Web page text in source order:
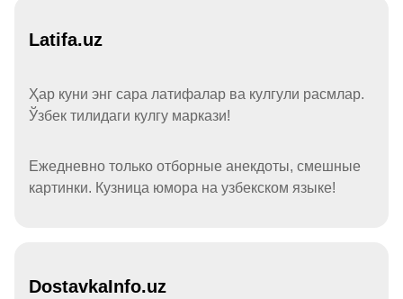
Latifa.uz
Ҳар куни энг сара латифалар ва кулгули расмлар.
Ўзбек тилидаги кулгу маркази!
Ежедневно только отборные анекдоты, смешные
картинки. Кузница юмора на узбекском языке!
DostavkaInfo.uz